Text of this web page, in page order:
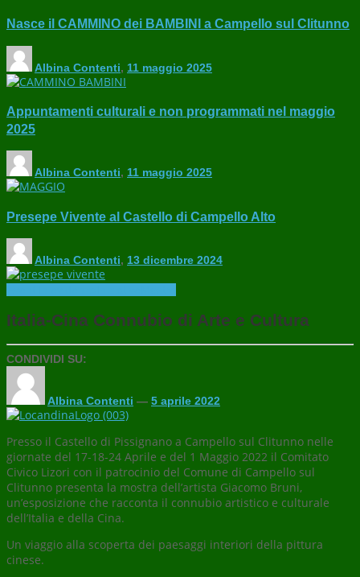
Nasce il CAMMINO dei BAMBINI a Campello sul Clitunno
Albina Contenti, 11 maggio 2025
Appuntamenti culturali e non programmati nel maggio
2025
Albina Contenti, 11 maggio 2025
Presepe Vivente al Castello di Campello Alto
Albina Contenti, 13 dicembre 2024
Italia-Cina Connubio di Arte e Cultura
CONDIVIDI SU:
Albina Contenti — 5 aprile 2022
Presso il Castello di Pissignano a Campello sul Clitunno nelle
giornate del 17-18-24 Aprile e del 1 Maggio 2022 il Comitato
Civico Lizori con il patrocinio del Comune di Campello sul
Clitunno presenta la mostra dell’artista Giacomo Bruni,
un’esposizione che racconta il connubio artistico e culturale
dell’Italia e della Cina.
Un viaggio alla scoperta dei paesaggi interiori della pittura
cinese.